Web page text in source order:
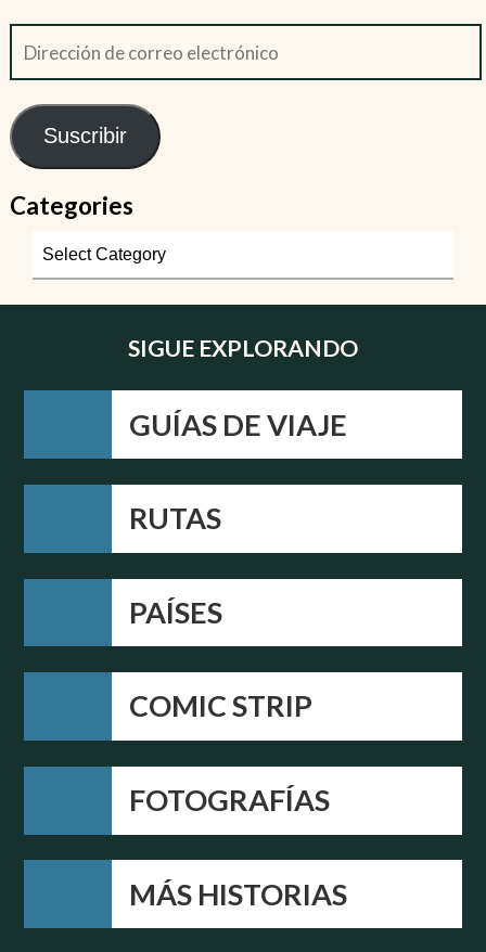
Suscribir
Categories
SIGUE EXPLORANDO
GUÍAS DE VIAJE
RUTAS
PAÍSES
COMIC STRIP
FOTOGRAFÍAS
MÁS HISTORIAS